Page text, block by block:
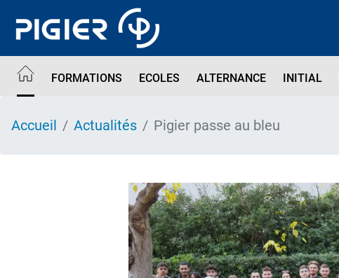
contenu
FORMATIONS ECOLES ALTERNANCE INITIAL
Accueil Actualités Pigier passe au bleu